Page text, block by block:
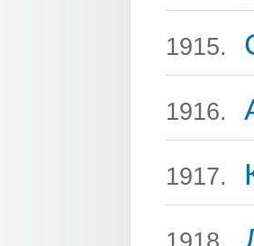
1915.
1916.
1917.